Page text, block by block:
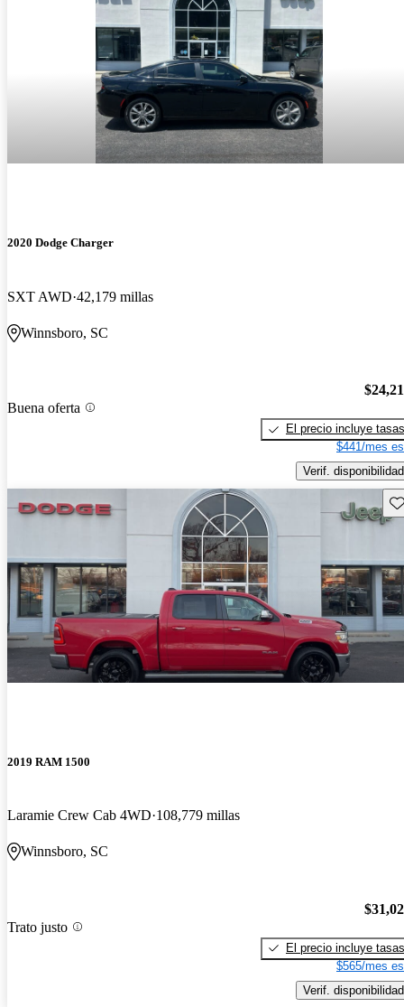
2020 Dodge Charger
SXT AWD 42,179 millas
Winnsboro, SC
Buena oferta
El precio incluye tasas
$441/mes
Verif. disponibilidad
2019 RAM 1500
Laramie Crew Cab 4WD 108,779 millas
Winnsboro, SC
Trato justo
El precio incluye tasas
$565/mes
Verif. disponibilidad